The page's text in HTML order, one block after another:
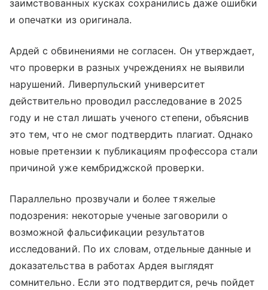
заимствованных кусках сохранились даже ошибки
и опечатки из оригинала.
Ардей с обвинениями не согласен. Он утверждает,
что проверки в разных учреждениях не выявили
нарушений. Ливерпульский университет
действительно проводил расследование в 2025
году и не стал лишать ученого степени, объяснив
это тем, что не смог подтвердить плагиат. Однако
новые претензии к публикациям профессора стали
причиной уже кембриджской проверки.
Параллельно прозвучали и более тяжелые
подозрения: некоторые ученые заговорили о
возможной фальсификации результатов
исследований. По их словам, отдельные данные и
доказательства в работах Ардея выглядят
сомнительно. Если это подтвердится, речь пойдет